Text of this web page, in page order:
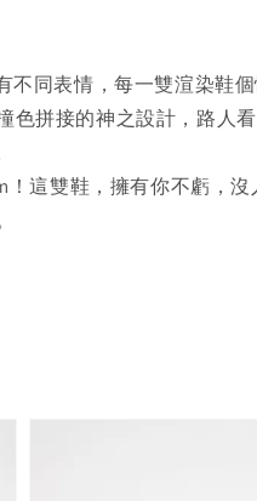
同表情，每一雙渲染鞋個
拼接的神之設計，路人看
這雙鞋，擁有你不虧，沒